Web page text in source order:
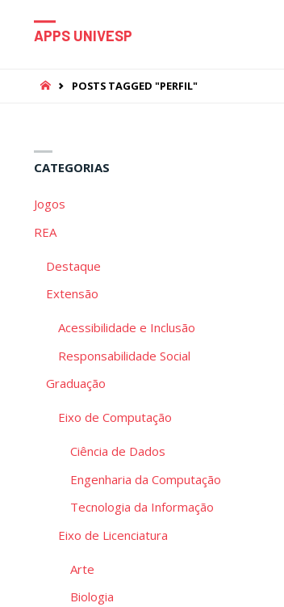
APPS UNIVESP
HOMEPOSTS TAGGED "PERFIL"
CATEGORIAS
Jogos
REA
Destaque
Extensão
Acessibilidade e Inclusão
Responsabilidade Social
Graduação
Eixo de Computação
Ciência de Dados
Engenharia da Computação
Tecnologia da Informação
Eixo de Licenciatura
Arte
Biologia